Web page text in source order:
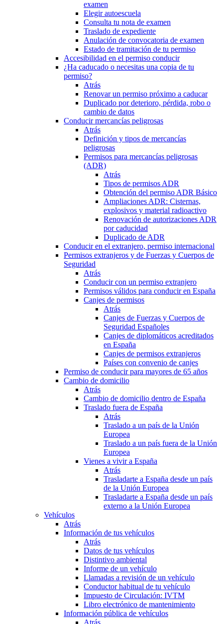
examen
Elegir autoescuela
Consulta tu nota de examen
Traslado de expediente
Anulación de convocatoria de examen
Estado de tramitación de tu permiso
Accesibilidad en el permiso conducir
¿Ha caducado o necesitas una copia de tu
permiso?
Atrás
Renovar un permiso próximo a caducar
Duplicado por deterioro, pérdida, robo o
cambio de datos
Conducir mercancías peligrosas
Atrás
Definición y tipos de mercancías
peligrosas
Permisos para mercancías peligrosas
(ADR)
Atrás
Tipos de permisos ADR
Obtención del permiso ADR Básico
Ampliaciones ADR: Cisternas,
explosivos y material radioactivo
Renovación de autorizaciones ADR
por caducidad
Duplicado de ADR
Conducir en el extranjero, permiso internacional
Permisos extranjeros y de Fuerzas y Cuerpos de
Seguridad
Atrás
Conducir con un permiso extranjero
Permisos válidos para conducir en España
Canjes de permisos
Atrás
Canjes de Fuerzas y Cuerpos de
Seguridad Españoles
Canjes de diplomáticos acreditados
en España
Canjes de permisos extranjeros
Países con convenio de canjes
Permiso de conducir para mayores de 65 años
Cambio de domicilio
Atrás
Cambio de domicilio dentro de España
Traslado fuera de España
Atrás
Traslado a un país de la Unión
Europea
Traslado a un país fuera de la Unión
Europea
Vienes a vivir a España
Atrás
Trasladarte a España desde un país
de la Unión Europea
Trasladarte a España desde un país
externo a la Unión Europea
Vehículos
Atrás
Información de tus vehículos
Atrás
Datos de tus vehículos
Distintivo ambiental
Informe de un vehículo
Llamadas a revisión de un vehículo
Conductor habitual de tu vehículo
Impuesto de Circulación: IVTM
Libro electrónico de mantenimiento
Información pública de vehículos